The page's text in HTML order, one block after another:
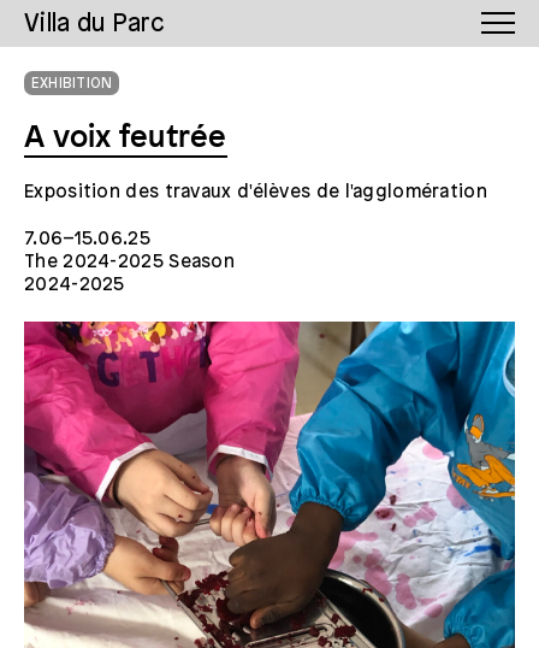
Villa du Parc
EXHIBITION
A voix feutrée
Exposition des travaux d'élèves de l'agglomération
7.06–15.06.25
The 2024-2025 Season
2024-2025